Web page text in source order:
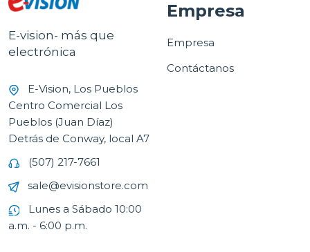
E-vision- más que
electrónica
E-Vision, Los Pueblos
Centro Comercial Los
Pueblos (Juan Díaz)
Detrás de Conway, local A7
(507) 217-7661
sale@evisionstore.com
Lunes a Sábado 10:00
a.m. - 6:00 p.m.
Empresa
Empresa
Contáctanos